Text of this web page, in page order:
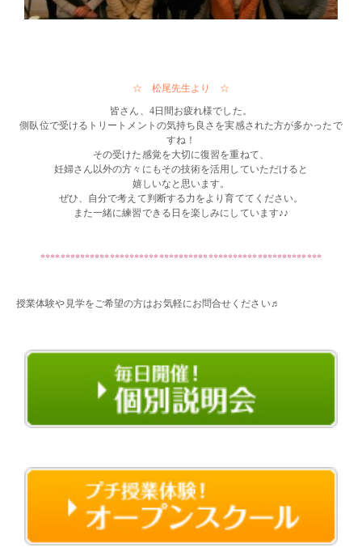
☆ 松尾先生より ☆
皆さん、4日間お疲れ様でした。
側臥位で受けるトリートメントの気持ち良さを実感された方が多かったで
すね！
その受けた感覚を大切に復習を重ねて、
妊婦さん以外の方々にもその技術を活用していただけると
嬉しいなと思います。
ぜひ、自分で考えて判断する力をより育ててください。
また一緒に練習できる日を楽しみにしています♪♪
*********************************************************
授業体験や見学をご希望の方はお気軽にお問合せください♬